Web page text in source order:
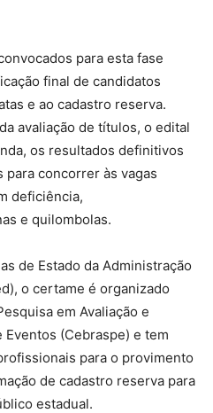
para esta fase
final de candidatos
e ao cadastro reserva.
avaliação de títulos, o edital
os resultados definitivos
concorrer às vagas
deficiência,
e quilombolas.
de Estado da Administração
o certame é organizado
em Avaliação e
(Cebraspe) e tem
para o provimento
de cadastro reserva para
estadual.